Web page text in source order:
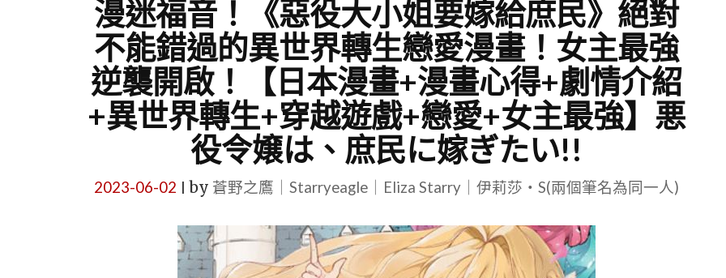
漫迷福音！《惡役大小姐要嫁給庶民》絕對
不能錯過的異世界轉生戀愛漫畫！女主最強
逆襲開啟！【日本漫畫+漫畫心得+劇情介紹
+異世界轉生+穿越遊戲+戀愛+女主最強】悪
役令嬢は、庶民に嫁ぎたい!!
2023-06-02 by 蒼野之鷹｜Starryeagle｜Eliza Starry｜伊莉莎・S(兩個筆名為同一人)